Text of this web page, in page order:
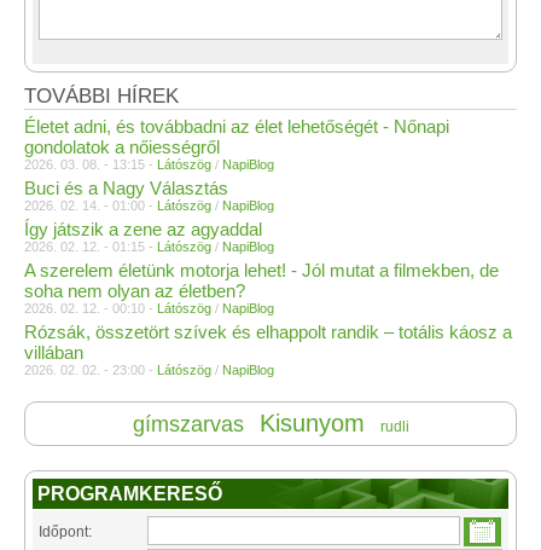
TOVÁBBI HÍREK
Életet adni, és továbbadni az élet lehetőségét - Nőnapi
gondolatok a nőiességről
2026. 03. 08. - 13:15 - Látószög / NapiBlog
Buci és a Nagy Választás
2026. 02. 14. - 01:00 - Látószög / NapiBlog
Így játszik a zene az agyaddal
2026. 02. 12. - 01:15 - Látószög / NapiBlog
A szerelem életünk motorja lehet! - Jól mutat a filmekben, de
soha nem olyan az életben?
2026. 02. 12. - 00:10 - Látószög / NapiBlog
Rózsák, összetört szívek és elhappolt randik – totális káosz a
villában
2026. 02. 02. - 23:00 - Látószög / NapiBlog
gímszarvas Kisunyom rudli
PROGRAMKERESŐ
Időpont: